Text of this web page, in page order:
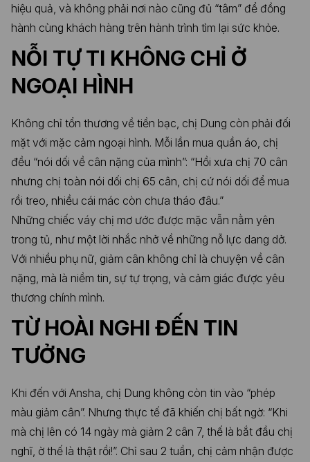
hiệu quả, và không phải nơi nào cũng đủ “tâm” để đồng
hành cùng khách hàng trên hành trình tìm lại sức khỏe.
NỖI TỰ TI KHÔNG CHỈ Ở
NGOẠI HÌNH
Không chỉ tổn thương về tiền bạc, chị Dung còn phải đối
mặt với mặc cảm ngoại hình. Mỗi lần mua quần áo, chị
đều “nói dối về cân nặng của mình”: “Hồi xưa chị 70 cân
nhưng chị toàn nói dối chị 65 cân, chị cứ nói dối để mua
rồi treo, nhiều cái mác còn chưa tháo đâu.”
Những chiếc váy chị mơ ước được mặc vẫn nằm yên
trong tủ, như một lời nhắc nhở về những nỗ lực dang dở.
Với nhiều phụ nữ, giảm cân không chỉ là chuyện về cân
nặng, mà là niềm tin, sự tự trọng, và cảm giác được yêu
thương chính mình.
TỪ HOÀI NGHI ĐẾN TIN
TƯỞNG
Khi đến với Ansha, chị Dung không còn tin vào “phép
màu giảm cân”. Nhưng thực tế đã khiến chị bất ngờ: “Khi
mà chị lên có 14 ngày mà giảm 2 cân 7, thế là bắt đầu chị
nghĩ, ờ thế là thật rồi!”. Chỉ sau 2 tuần, chị cảm nhận được